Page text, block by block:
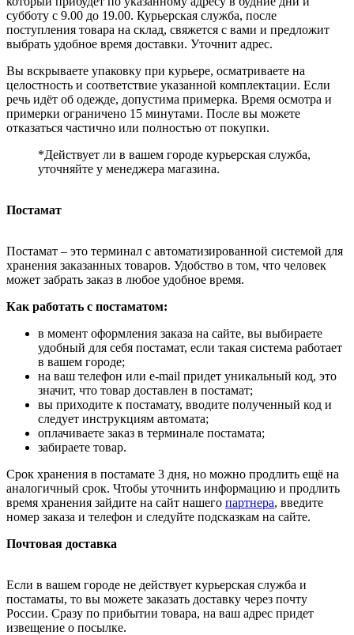
субботу с 9.00 до 19.00. Курьерская служба, после
поступления товара на склад, свяжется с вами и предложит
выбрать удобное время доставки. Уточнит адрес.
Вы вскрываете упаковку при курьере, осматриваете на
целостность и соответствие указанной комплектации. Если
речь идёт об одежде, допустима примерка. Время осмотра и
примерки ограничено 15 минутами. После вы можете
отказаться частично или полностью от покупки.
*Действует ли в вашем городе курьерская служба,
уточняйте у менеджера магазина.
Постамат
Постамат – это терминал с автоматизированной системой для
хранения заказанных товаров. Удобство в том, что человек
может забрать заказ в любое удобное время.
Как работать с постаматом:
в момент оформления заказа на сайте, вы выбираете
удобный для себя постамат, если такая система работает
в вашем городе;
на ваш телефон или e-mail придет уникальный код, это
значит, что товар доставлен в постамат;
вы приходите к постамату, вводите полученный код и
следует инструкциям автомата;
оплачиваете заказ в терминале постамата;
забираете товар.
Срок хранения в постамате 3 дня, но можно продлить ещё на
аналогичный срок. Чтобы уточнить информацию и продлить
время хранения зайдите на сайт нашего партнера, введите
номер заказа и телефон и следуйте подсказкам на сайте.
Почтовая доставка
Если в вашем городе не действует курьерская служба и
постаматы, то вы можете заказать доставку через почту
России. Сразу по прибытии товара, на ваш адрес придет
извещение о посылке.